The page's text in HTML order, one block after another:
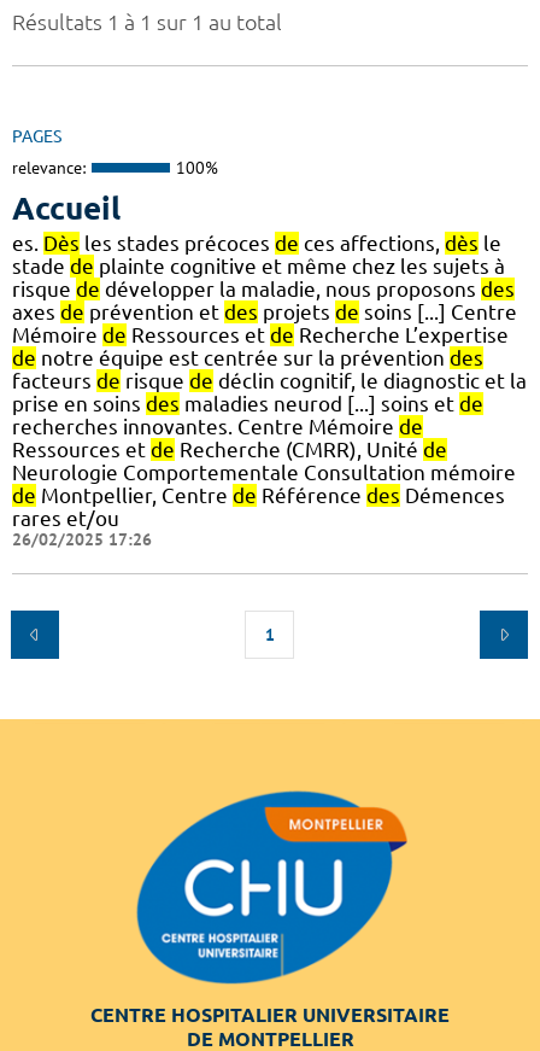
Résultats 1 à 1 sur 1 au total
PAGES
relevance: 100%
Accueil
es. Dès les stades précoces de ces affections, dès le
stade de plainte cognitive et même chez les sujets à
risque de développer la maladie, nous proposons des
axes de prévention et des projets de soins [...] Centre
Mémoire de Ressources et de Recherche L’expertise
de notre équipe est centrée sur la prévention des
facteurs de risque de déclin cognitif, le diagnostic et la
prise en soins des maladies neurod [...] soins et de
recherches innovantes. Centre Mémoire de
Ressources et de Recherche (CMRR), Unité de
Neurologie Comportementale Consultation mémoire
de Montpellier, Centre de Référence des Démences
rares et/ou
26/02/2025 17:26
1
CENTRE HOSPITALIER UNIVERSITAIRE
DE MONTPELLIER